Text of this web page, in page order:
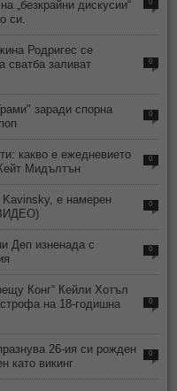
„безкрайни дискусии“
си.
0
Родригес се
сватба заливат
0
заради спорна
0
какво е ежедневието
Мидълтън
0
е намерен
0
Деп изненада с
0
Конг“ Кейли Хотъл
на 18-годишна
0
26-ия си рожден
като викинг
0